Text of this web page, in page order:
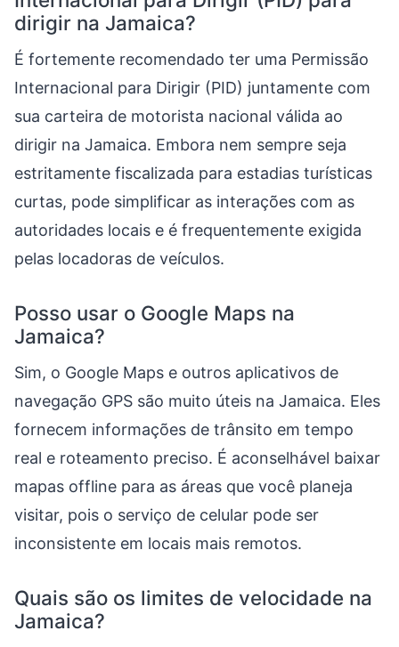
dirigir na Jamaica?
É fortemente recomendado ter uma Permissão
Internacional para Dirigir (PID) juntamente com
sua carteira de motorista nacional válida ao
dirigir na Jamaica. Embora nem sempre seja
estritamente fiscalizada para estadias turísticas
curtas, pode simplificar as interações com as
autoridades locais e é frequentemente exigida
pelas locadoras de veículos.
Posso usar o Google Maps na
Jamaica?
Sim, o Google Maps e outros aplicativos de
navegação GPS são muito úteis na Jamaica. Eles
fornecem informações de trânsito em tempo
real e roteamento preciso. É aconselhável baixar
mapas offline para as áreas que você planeja
visitar, pois o serviço de celular pode ser
inconsistente em locais mais remotos.
Quais são os limites de velocidade na
Jamaica?